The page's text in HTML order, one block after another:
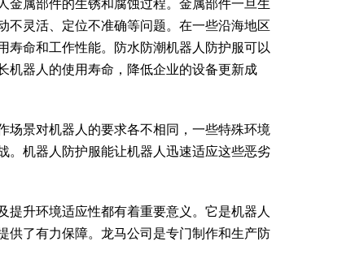
金属部件的生锈和腐蚀过程。金属部件一旦生
不灵活、定位不准确等问题。在一些沿海地区
寿命和工作性能。防水防潮机器人防护服可以
机器人的使用寿命，降低企业的设备更新成
场景对机器人的要求各不相同，一些特殊环境
。机器人防护服能让机器人迅速适应这些恶劣
升环境适应性都有着重要意义。它是机器人
供了有力保障。龙马公司是专门制作和生产防